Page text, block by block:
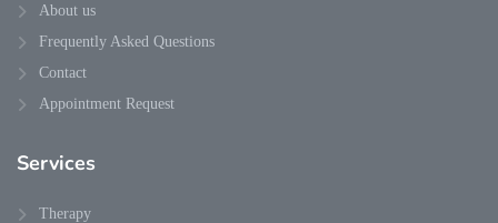
About us
Frequently Asked Questions
Contact
Appointment Request
Services
Therapy